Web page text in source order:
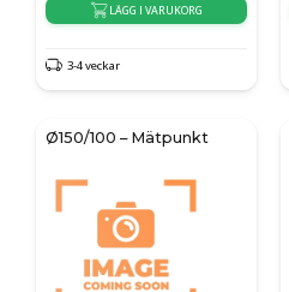
LÄGG I VARUKORG
3-4 veckar
Ø150/100 – Mätpunkt